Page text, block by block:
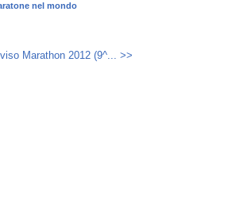
nel mondo
Marathon 2012 (9^... >>